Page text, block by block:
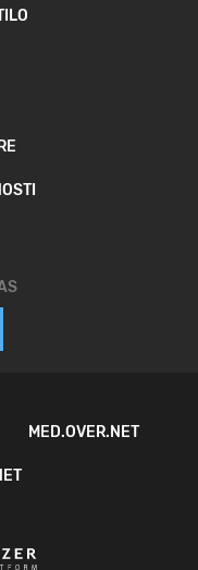
MED.OVER.NET